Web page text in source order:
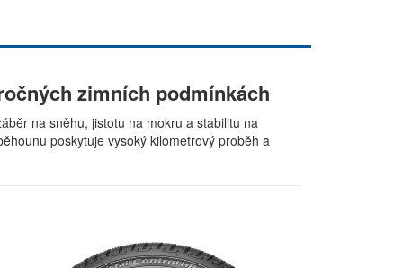
zimních podmínkách
na sněhu, jistotu na mokru a stabilitu na
poskytuje vysoký kilometrový proběh a